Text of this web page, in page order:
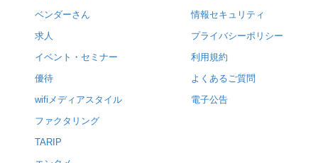
ベンダーさん
求人
イベント・セミナー
優待
wifiメディアスタイル
ファクタリング
TARIP
情報セキュリティ
プライバシーポリシー
利用規約
よくあるご質問
電子公告